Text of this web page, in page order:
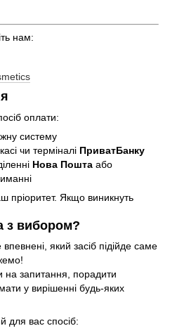
нам:
оплати:
систему
чи терміналі ПриватБанку
Нова Пошта або
Якщо виникнуть
з вибором?
який засіб підійде саме
на запитання, порадити
у вирішенні будь-яких
для вас спосіб: